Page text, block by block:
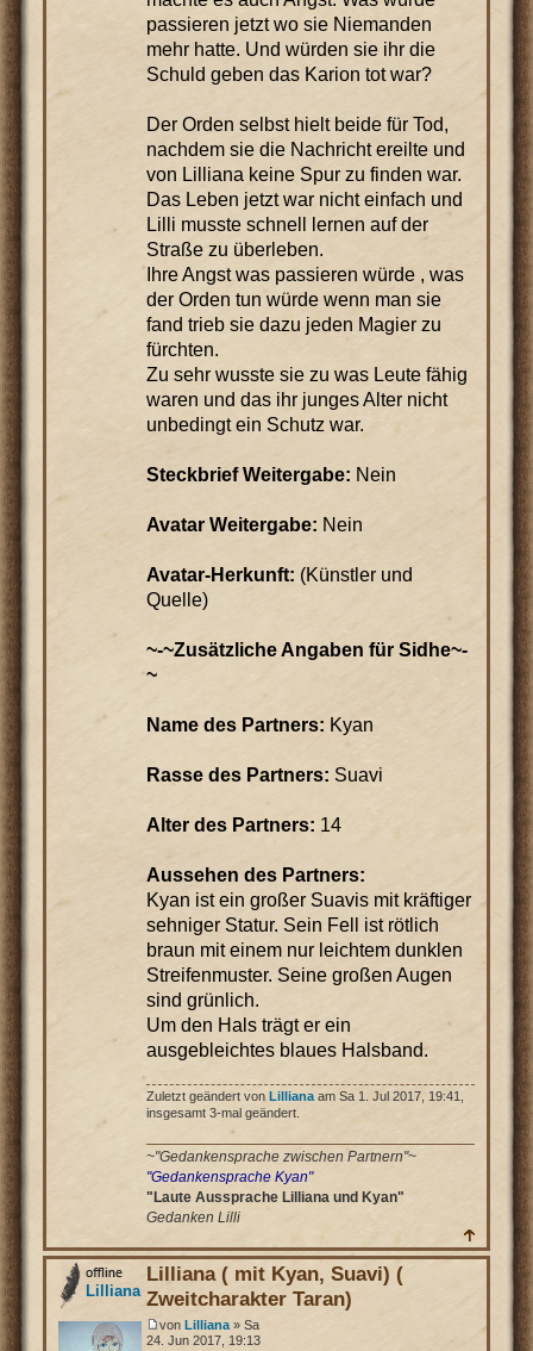
passieren jetzt wo sie Niemanden
mehr hatte. Und würden sie ihr die
Schuld geben das Karion tot war?
Der Orden selbst hielt beide für Tod,
nachdem sie die Nachricht ereilte und
von Lilliana keine Spur zu finden war.
Das Leben jetzt war nicht einfach und
Lilli musste schnell lernen auf der
Straße zu überleben.
Ihre Angst was passieren würde , was
der Orden tun würde wenn man sie
fand trieb sie dazu jeden Magier zu
fürchten.
Zu sehr wusste sie zu was Leute fähig
waren und das ihr junges Alter nicht
unbedingt ein Schutz war.
Steckbrief Weitergabe: Nein
Avatar Weitergabe: Nein
Avatar-Herkunft: (Künstler und
Quelle)
~-~Zusätzliche Angaben für Sidhe~-
~
Name des Partners: Kyan
Rasse des Partners: Suavi
Alter des Partners: 14
Aussehen des Partners:
Kyan ist ein großer Suavis mit kräftiger
sehniger Statur. Sein Fell ist rötlich
braun mit einem nur leichtem dunklen
Streifenmuster. Seine großen Augen
sind grünlich.
Um den Hals trägt er ein
ausgebleichtes blaues Halsband.
Zuletzt geändert von Lillianaam Sa 1. Jul 2017, 19:41,
insgesamt 3-mal geändert.
~"Gedankensprache zwischen Partnern"~
"Gedankensprache Kyan"
"Laute Aussprache Lilliana und Kyan"
Gedanken Lilli
Lilliana ( mit Kyan, Suavi) (
Zweitcharakter Taran)
von Lilliana» Sa
24. Jun 2017, 19:13
Lilliana